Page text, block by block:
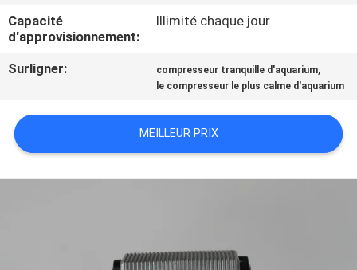
CONTACTEZ-
PLAN
DU
Capacité
d'approvisionnement:
Illimité chaque jour
Surligner: compresseur tranquille d'aquarium,
le compresseur le plus calme d'aquarium
MEILLEUR PRIX